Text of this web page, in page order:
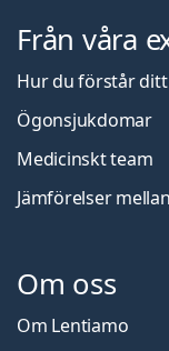
Från våra
Hur du förstår
Ögonsjukdomar
Medicinskt team
Jämförelser
Om oss
Om Lentiamo